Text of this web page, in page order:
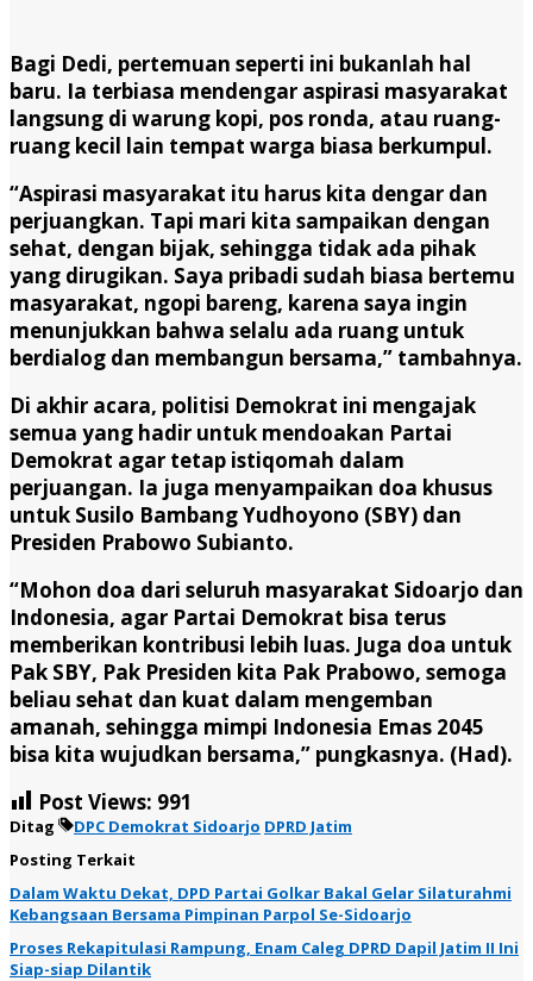
Bagi Dedi, pertemuan seperti ini bukanlah hal
baru. Ia terbiasa mendengar aspirasi masyarakat
langsung di warung kopi, pos ronda, atau ruang-
ruang kecil lain tempat warga biasa berkumpul.
“Aspirasi masyarakat itu harus kita dengar dan
perjuangkan. Tapi mari kita sampaikan dengan
sehat, dengan bijak, sehingga tidak ada pihak
yang dirugikan. Saya pribadi sudah biasa bertemu
masyarakat, ngopi bareng, karena saya ingin
menunjukkan bahwa selalu ada ruang untuk
berdialog dan membangun bersama,” tambahnya.
Di akhir acara, politisi Demokrat ini mengajak
semua yang hadir untuk mendoakan Partai
Demokrat agar tetap istiqomah dalam
perjuangan. Ia juga menyampaikan doa khusus
untuk Susilo Bambang Yudhoyono (SBY) dan
Presiden Prabowo Subianto.
“Mohon doa dari seluruh masyarakat Sidoarjo dan
Indonesia, agar Partai Demokrat bisa terus
memberikan kontribusi lebih luas. Juga doa untuk
Pak SBY, Pak Presiden kita Pak Prabowo, semoga
beliau sehat dan kuat dalam mengemban
amanah, sehingga mimpi Indonesia Emas 2045
bisa kita wujudkan bersama,” pungkasnya. (Had).
Post Views: 991
Ditag DPC Demokrat Sidoarjo DPRD Jatim
Posting Terkait
Dalam Waktu Dekat, DPD Partai Golkar Bakal Gelar Silaturahmi
Kebangsaan Bersama Pimpinan Parpol Se-Sidoarjo
Proses Rekapitulasi Rampung, Enam Caleg DPRD Dapil Jatim II Ini
Siap-siap Dilantik